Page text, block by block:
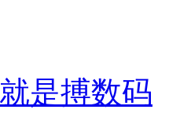
是搏数码